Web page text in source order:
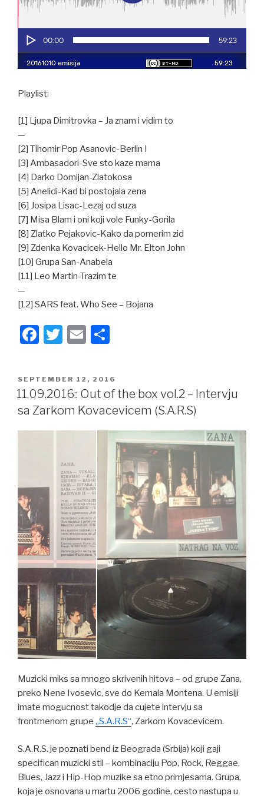
Playlist:
[1] Ljupa Dimitrovka – Ja znam i vidim to
—
[2] Tihomir Pop Asanovic-Berlin I
[3] Ambasadori-Sve sto kaze mama
[4] Darko Domijan-Zlatokosa
[5] Anelidi-Kad bi postojala zena
[6] Josipa Lisac-Lezaj od suza
[7] Misa Blam i oni koji vole Funky-Gorila
[8] Zlatko Pejakovic-Kako da pomerim zid
[9] Zdenka Kovacicek-Hello Mr. Elton John
[10] Grupa San-Anabela
[11] Leo Martin-Trazim te
—
[12] SARS feat. Who See – Bojana
F
c
e
b
o
T
tt
er
E
ail ar
e
POSTED
ON
SEPTEMBER 12, 2016
11.09.2016:: Out of the box vol.2 – Intervju
sa Zarkom Kovacevicem (S.A.R.S)
Muzicki miks sa mnogo skrivenih hitova – od grupe Zana,
preko Nene Ivosevic, sve do Kemala Montena. U emisiji
imate mogucnost takodje da cujete intervju sa
frontmenom grupe „S.A.R.S“, Zarkom Kovacevicem.
S.A.R.S. je poznati bend iz Beograda (Srbija) koji gaji
specifican muzicki stil – kombinaciju Pop, Rock, Reggae,
Blues, Jazz i Hip-Hop muzike sa etno primjesama. Grupa,
koja je osnovana u martu 2006 godine, cesto nastupa u